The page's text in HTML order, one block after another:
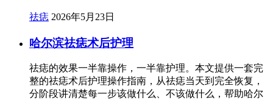
祛痣 2026年5月23日
哈尔滨祛痣术后护理
祛痣的效果一半靠操作，一半靠护理。本文提供一套完
整的祛痣术后护理操作指南，从祛痣当天到完全恢复，
分阶段讲清楚每一步该做什么、不该做什么，帮助哈尔